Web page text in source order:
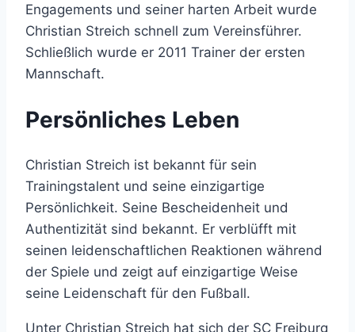
Engagements und seiner harten Arbeit wurde
Christian Streich schnell zum Vereinsführer.
Schließlich wurde er 2011 Trainer der ersten
Mannschaft.
Persönliches Leben
Christian Streich ist bekannt für sein
Trainingstalent und seine einzigartige
Persönlichkeit. Seine Bescheidenheit und
Authentizität sind bekannt. Er verblüfft mit
seinen leidenschaftlichen Reaktionen während
der Spiele und zeigt auf einzigartige Weise
seine Leidenschaft für den Fußball.
Unter Christian Streich hat sich der SC Freiburg